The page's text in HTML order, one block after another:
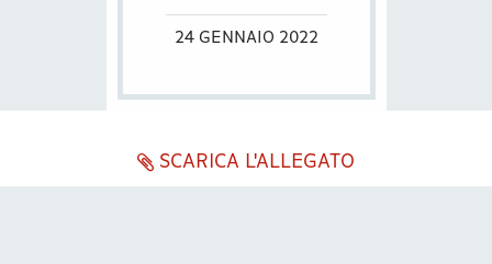
24 GENNAIO 2022
SCARICA L'ALLEGATO